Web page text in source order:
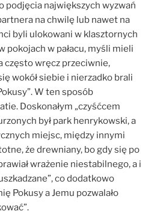
podjęcia największych wyzwań
na chwilę lub nawet na
byli ulokowani w klasztornych
pokojach w pałacu, myśli mieli
często wręcz przeciwnie,
wokół siebie i nierzadko brali
W ten sposób
Doskonałym „czyśćcem
był park henrykowski, a
miejsc, między innymi
że drewniany, bo gdy się po
wrażenie niestabilnego, a i
co dodatkowo
Pokusy a Jemu pozwalało